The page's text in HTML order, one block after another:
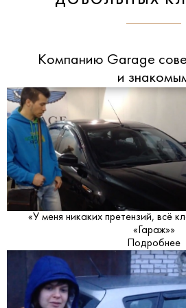
Компанию Garage
и
«У меня никаких претензий, всё
«Гараж»»
Подробнее